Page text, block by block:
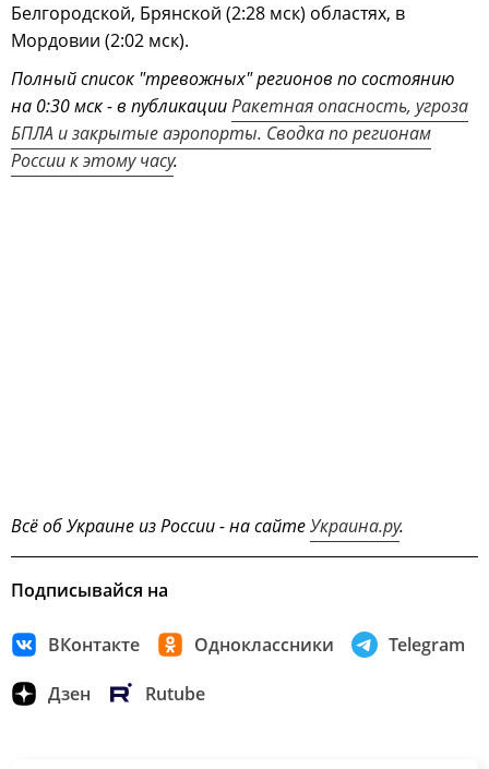
Белгородской, Брянской (2:28 мск) областях, в
Мордовии (2:02 мск).
Полный список "тревожных" регионов по состоянию
на 0:30 мск - в публикацииРакетная опасность, угроза
БПЛА и закрытые аэропорты. Сводка по регионам
России к этому часу.
Всё об Украине из России - на сайтеУкраина.ру.
Подписывайся на
ВКонтакте Одноклассники Telegram
Дзен Rutube